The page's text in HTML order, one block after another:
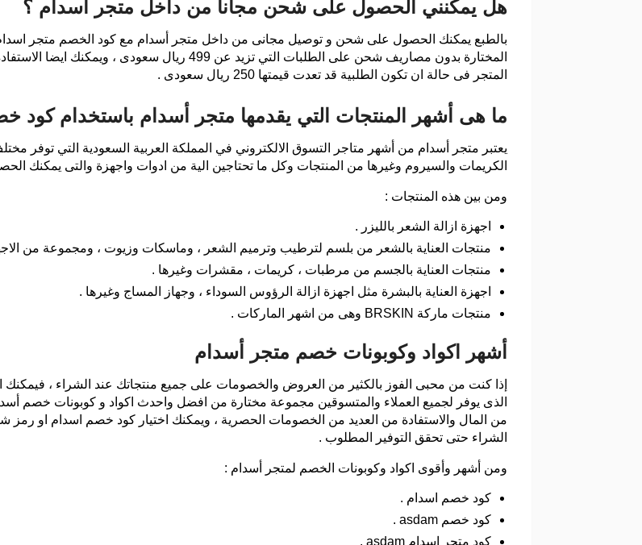
هل يمكنني الحصول على شحن مجانا من داخل متجر أسدام ؟
بالطبع يمكنك الحصول على شحن و توصيل مجانى من داخل متجر أسدام مع كود الخصم متجر
المختارة بدون مصاريف شحن على الطلبات التي تزيد عن
المتجر فى حالة ان تكون الطلبية قد تعدت قيمتها 250 ريال سعودى .
ما هى أشهر المنتجات التي يقدمها متجر أسدام باستخدام كود
يعتبر متجر أسدام من أشهر متاجر التسوق الالكتروني في المملكة العربية السعودية التي توفر
الكريمات والسيروم وغيرها من المنتجات وكل ما تحتاجين الية من ادوات واجهزة والتى يمكنك
ومن بين هذه المنتجات :
اجهزة ازالة الشعر بالليزر .
منتجات العناية بالشعر من بلسم لترطيب وترميم الشعر ، وماسكات وزيوت ، ومجموعة من
منتجات العناية بالجسم من مرطبات ، كريمات ، مقشرات وغيرها .
اجهزة العناية بالبشرة مثل اجهزة ازالة الرؤوس السوداء ، وجهاز المساج وغيرها .
منتجات ماركة BRSKIN وهى من اشهر الماركات .
أشهر اكواد وكوبونات خصم متجر أسدام
إذا كنت من محبى الفوز بالكثير من العروض والخصومات على جميع منتجاتك عند الشراء ،
الذى يوفر لجميع العملاء والمتسوقين مجموعة مختارة من افضل واحدث اكواد و كوبونات خصم
من المال والاستفادة من العديد من الخصومات الحصرية ، ويمكنك اختيار كود خصم اسدام او
الشراء حتى تحقق التوفير المطلوب .
ومن أشهر وأقوى اكواد وكوبونات الخصم لمتجر أسدام :
كود خصم اسدام .
كود خصم asdam .
كود متجر اسدام asdam .